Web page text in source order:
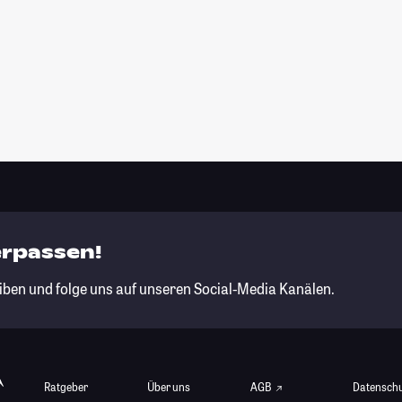
und folge uns auf unseren Social-Media Kanälen.
Ratgeber Über uns AGB